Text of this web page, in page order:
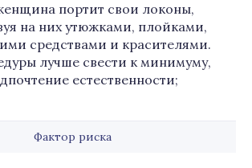
портит свои локоны,
на них утюжками, плойками,
средствами и красителями.
лучше свести к минимуму,
естественности;
Фактор риска